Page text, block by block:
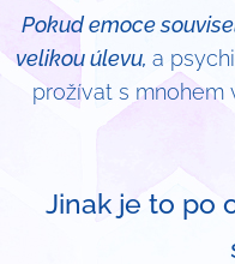
Pokud emoce
velikou úlevu, a
prožívat s mnohem
Jinak je to po